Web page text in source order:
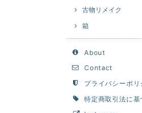
古物リメイク
箱
About
Contact
プライバシーポリ
特定商取引法に基